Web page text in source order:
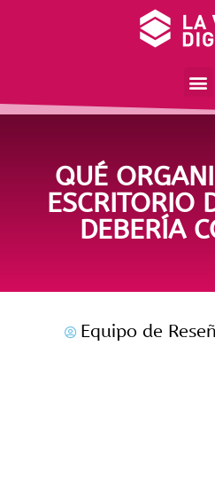
QUÉ
ESCRITORIO
DEBERÍA
Equipo de